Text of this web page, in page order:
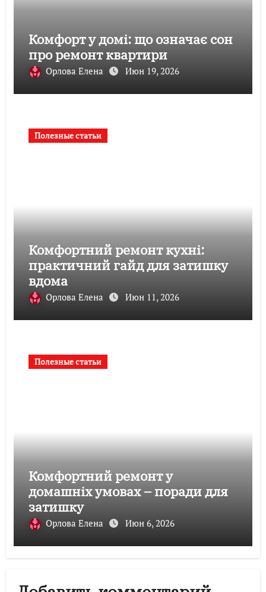
Комфорт у домі: що означає сон
про ремонт квартири
Орлова Елена Июн 19, 2026
Полезные статьи
Комфортний ремонт кухні:
практичний гайд для затишку
вдома
Орлова Елена Июн 11, 2026
Полезные статьи
Комфортний ремонт у
домашніх умовах – поради для
затишку
Орлова Елена Июн 6, 2026